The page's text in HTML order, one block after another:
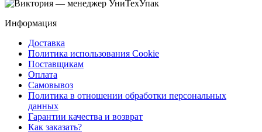
Информация
Доставка
Политика использования Cookie
Поставщикам
Оплата
Самовывоз
Политика в отношении обработки персональных
данных
Гарантии качества и возврат
Как заказать?